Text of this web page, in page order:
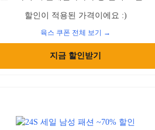
할인이 적용된 가격이에요 :)
육스 쿠폰 전체 보기 →
지금 할인받기